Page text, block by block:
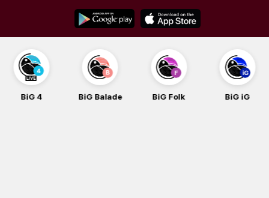
content
BiG 4 BiG Balade BiG Folk BiG iG